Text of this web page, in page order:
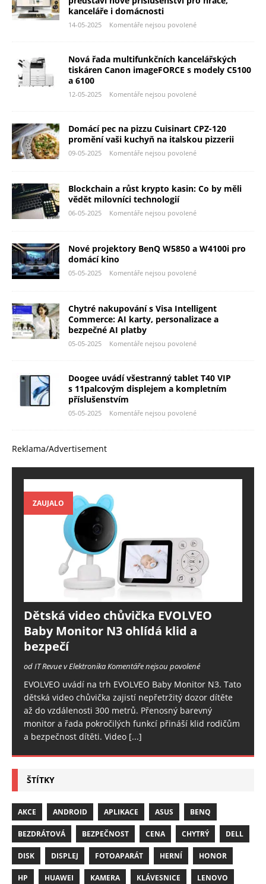
kanceláře i domácnosti
14-05-2025 Komentáře nejsou povolené
Nová řada multifunkčních kancelářských
tiskáren Canon imageFORCE s modely C5100
a 6100
12-05-2025 Komentáře nejsou povolené
Domácí pec na pizzu Cuisinart CPZ-120
promění vaši kuchyň na italskou pizzerii
09-05-2025 Komentáře nejsou povolené
Blockchain a růst krypto kasin: Co by měli
vědět milovníci technologií
06-05-2025 Komentáře nejsou povolené
Nové projektory BenQ W5850 a W4100i pro
domácí kino
05-05-2025 Komentáře nejsou povolené
Chytré nakupování s Visa Intelligent
Commerce: AI karty, personalizace a
bezpečné AI platby
05-05-2025 Komentáře nejsou povolené
Doogee uvádí všestranný tablet T40 VIP
s 11palcovým displejem a kompletním
příslušenstvím
05-05-2025 Komentáře nejsou povolené
Reklama/Advertisement
ZAUJALO
Dětská video chůvička EVOLVEO
Baby Monitor N3 ohlídá klid a
bezpečí
od IT Revue v ElektronikaKomentáře nejsou povolené
EVOLVEO uvádí na trh EVOLVEO Baby Monitor N3. Tato
dětská video chůvička zajistí nepřetržitý dozor dítěte
až do vzdálenosti 300 metrů. Přenosný barevný
monitor a řada pokročilých funkcí přináší klid rodičům
a bezpečnost dítěti. Video [...]
ŠTÍTKY
AKCE ANDROID APLIKACE ASUS BENQ
BEZDRÁTOVÁ BEZPEČNOST CENA CHYTRÝ DELL
DISK DISPLEJ FOTOAPARÁT HERNÍ HONOR
HP HUAWEI KAMERA KLÁVESNICE LENOVO